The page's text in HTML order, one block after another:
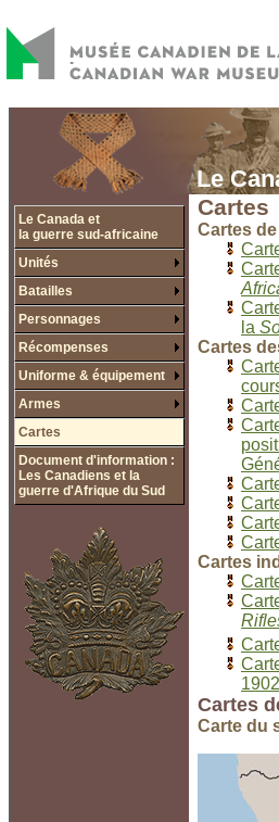
Le
Le Canada et
la guerre sud-africaine
Unités
Batailles
Personnages
Récompenses
Uniforme & équipement
Armes
Cartes
Document d'information :
Les Canadiens et la
guerre d'Afrique du Sud
Cartes
Cartes
la
Cartes
Cartes
1902
Cartes
Carte du